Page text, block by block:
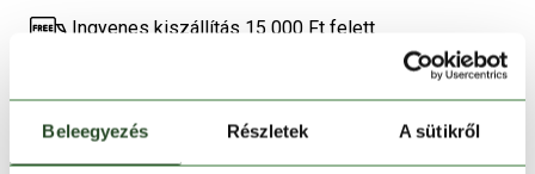
Beleegyezés Részletek A sütikről
TERMÉKLEÍRÁS
TERMÉK RÉSZLETEK
Ingyenes kiszállítás 15 000 Ft felett